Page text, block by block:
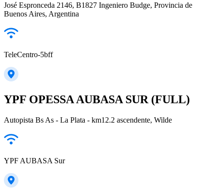
José Espronceda 2146, B1827 Ingeniero Budge, Provincia de
Buenos Aires, Argentina
TeleCentro-5bff
YPF OPESSA AUBASA SUR (FULL)
Autopista Bs As - La Plata - km12.2 ascendente, Wilde
YPF AUBASA Sur